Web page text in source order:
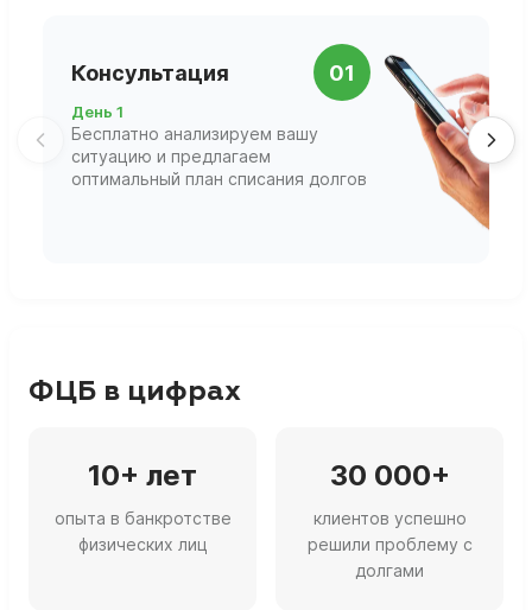
Консультация 01
День 1
Бесплатно анализируем вашу
ситуацию и предлагаем
оптимальный план списания долгов
ФЦБ в цифрах
10+ лет
опыта в банкротстве
физических лиц
30 000+
клиентов успешно
решили проблему с
долгами